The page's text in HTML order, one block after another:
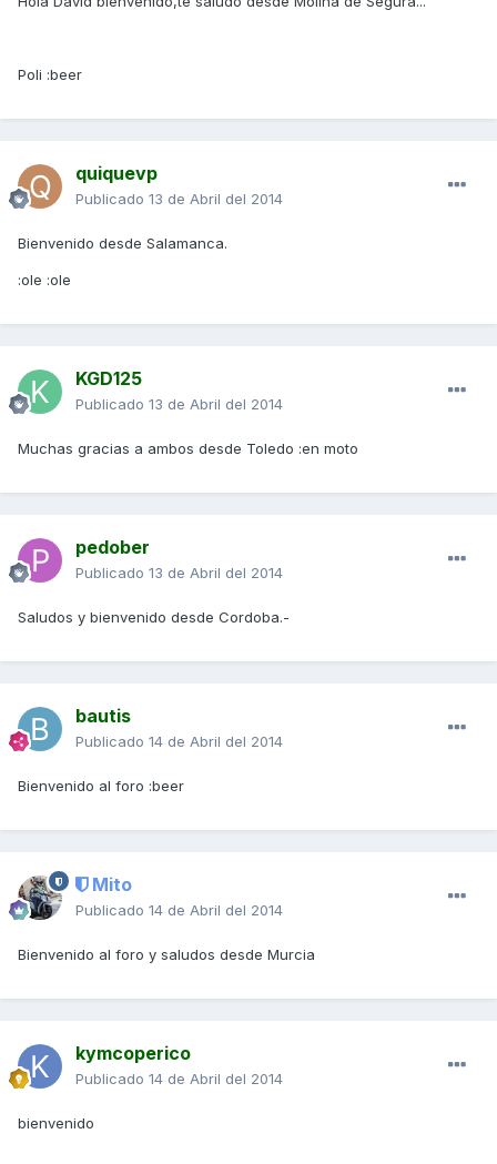
Poli :beer
quiquevp
Publicado 13 de Abril del 2014
Bienvenido desde Salamanca.
:ole :ole
KGD125
Publicado 13 de Abril del 2014
Muchas gracias a ambos desde Toledo :en moto
pedober
Publicado 13 de Abril del 2014
Saludos y bienvenido desde Cordoba.-
bautis
Publicado 14 de Abril del 2014
Bienvenido al foro :beer
Mito
Publicado 14 de Abril del 2014
Bienvenido al foro y saludos desde Murcia
kymcoperico
Publicado 14 de Abril del 2014
bienvenido